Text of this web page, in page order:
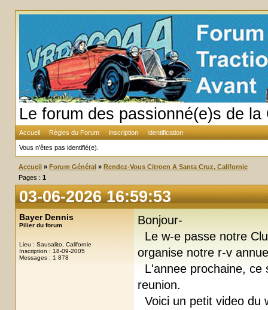
Le forum des passionné(e)s de
Accueil Règles du Forum Inscription Identification
Vous n'êtes pas identifié(e).
Accueil » Forum Général » Rendez-Vous Citroen A Santa Cruz, Californie
Pages : 1
03-06-2026 16:59:53
Bayer Dennis
Pilier du forum
Lieu : Sausalito, Californie
Inscription : 18-09-2005
Messages : 1 878
Bonjour-
Le w-e passe notre
organise notre r-v
L'annee prochaine, ce
reunion.
Voici un petit video du